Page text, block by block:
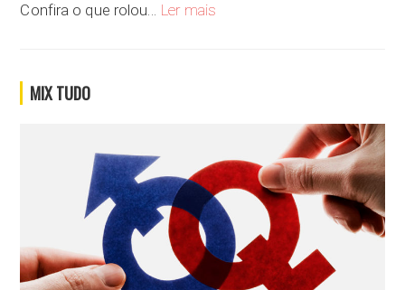
Confira o que rolou… Ler mais
MIX TUDO